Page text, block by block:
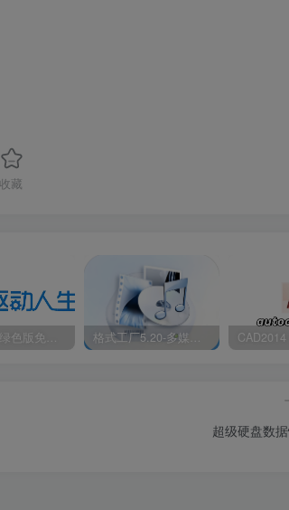
收藏
驱动人生-绿色版免安装|一键运行exe 格式工厂5.20-多媒体格式转换工具|免安装绿色版
超级硬盘数